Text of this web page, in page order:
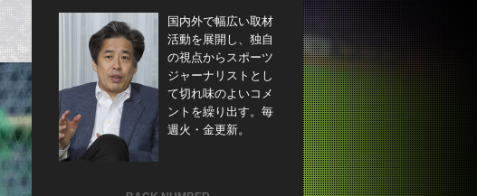
国内外で幅広い取材
活動を展開し、独自
の視点からスポーツ
ジャーナリストとし
て切れ味のよいコメ
ントを繰り出す。毎
週火・金更新。